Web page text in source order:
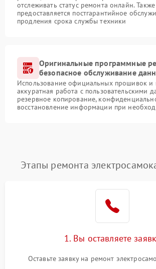
отслеживать статус ремонта онлайн. Также
предоставляется постгарантийное
продления срока службы техники
Оригинальные программные
безопасное обслуживание
Использование официальных прошивок и
аккуратная работа с пользовательскими
резервное копирование,
восстановление информации при
Этапы ремонта
1. Вы оставляете
Оставьте заявку на ремонт